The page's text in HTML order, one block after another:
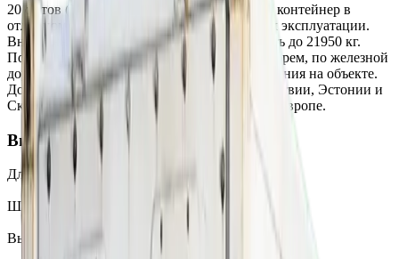
20 футов (20 футов) рефрижератор морской контейнер в
отличном состоянии и полной готовности к эксплуатации.
Внутренний объём - 28 м³, грузоподъёмность до 21950 кг.
Подходит для интермодальных перевозок морем, по железной
дороге и автотранспортом, а также для хранения на объекте.
Доступен для продажи и аренды в Литве, Латвии, Эстонии и
Скандинавии с доставкой по всей Балтии и Европе.
Внутренние размеры
Длина
5513 мм
Ширина
Высота